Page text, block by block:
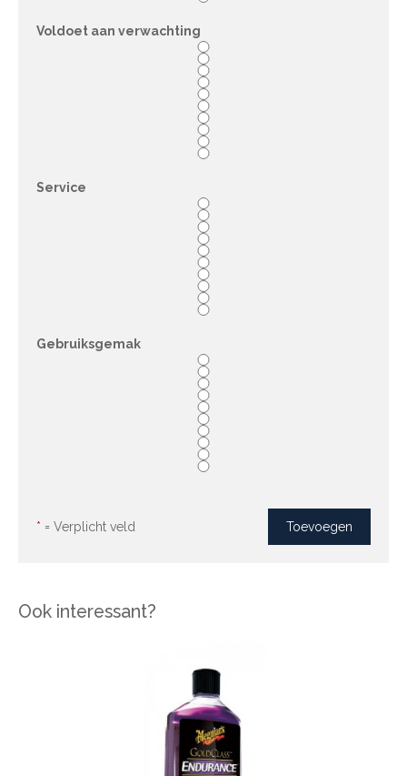
Voldoet aan verwachting
Service
Gebruiksgemak
* = Verplicht veld
Ook interessant?